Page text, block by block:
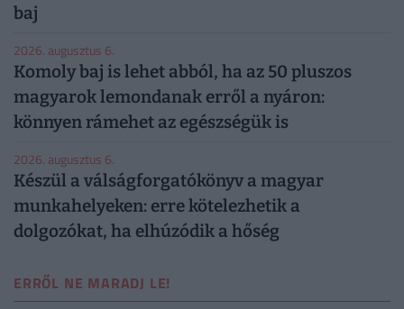
baj
2026. augusztus 6.
Komoly baj is lehet abból, ha az 50 pluszos
magyarok lemondanak erről a nyáron:
könnyen rámehet az egészségük is
2026. augusztus 6.
Készül a válságforgatókönyv a magyar
munkahelyeken: erre kötelezhetik a
dolgozókat, ha elhúzódik a hőség
ERRŐL NE MARADJ LE!